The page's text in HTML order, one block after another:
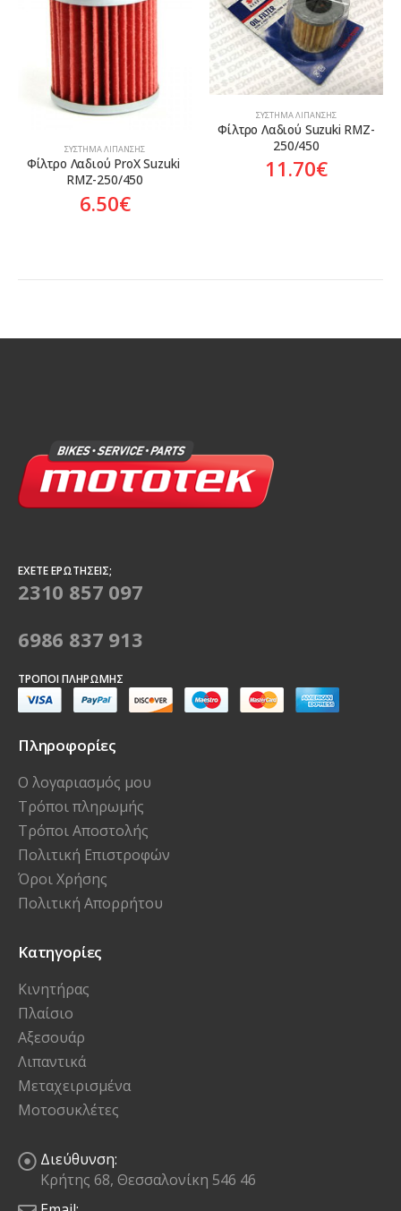
ΣΎΣΤΗΜΑ ΛΊΠΑΝΣΗΣ
Φίλτρο Λαδιού ProX Suzuki
RMZ-250/450
6.50€
ΣΎΣΤΗΜΑ ΛΊΠΑΝΣΗΣ
Φίλτρο Λαδιού Suzuki RMZ-
250/450
11.70€
ΈΧΕΤΕ ΕΡΩΤΉΣΕΙΣ;
2310 857 097
6986 837 913
ΤΡΌΠΟΙ ΠΛΗΡΩΜΉΣ
Πληροφορίες
Ο λογαριασμός μου
Τρόποι πληρωμής
Τρόποι Αποστολής
Πολιτική Επιστροφών
Όροι Χρήσης
Πολιτική Απορρήτου
Κατηγορίες
Κινητήρας
Πλαίσιο
Αξεσουάρ
Λιπαντικά
Μεταχειρισμένα
Μοτοσυκλέτες
Διεύθυνση:
Κρήτης 68, Θεσσαλονίκη 546 46